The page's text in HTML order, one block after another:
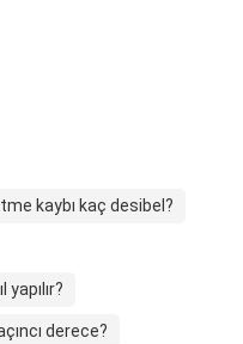
kaybı kaç desibel?
derece?